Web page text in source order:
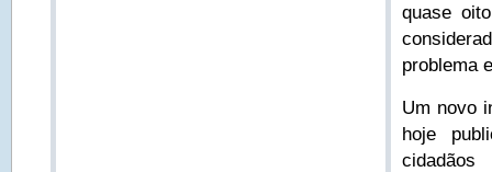
quase
problema
Um novo
hoje
cidadãos